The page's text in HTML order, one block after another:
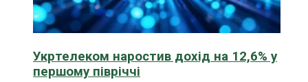
Укртелеком наростив дохід на 12,6% у
першому півріччі